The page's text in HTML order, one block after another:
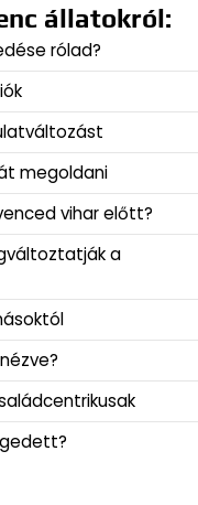
állatokról:
rólad?
megoldani
vihar előtt?
a